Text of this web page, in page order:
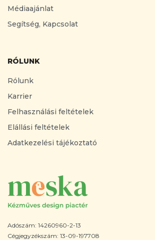
Médiaajánlat
Segítség, Kapcsolat
RÓLUNK
Rólunk
Karrier
Felhasználási feltételek
Elállási feltételek
Adatkezelési tájékoztató
Adószám: 14260960-2-13
Cégjegyzékszám: 13-09-197708